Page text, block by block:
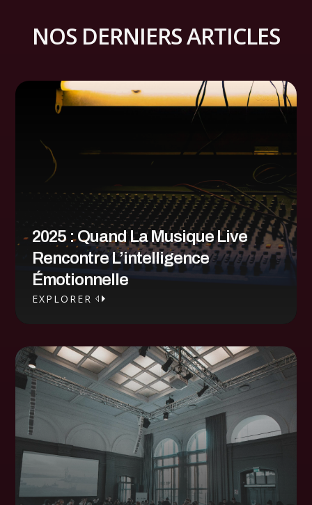
NOS DERNIERS ARTICLES
2025 : Quand La Musique Live
Rencontre L’intelligence
Émotionnelle
EXPLORER